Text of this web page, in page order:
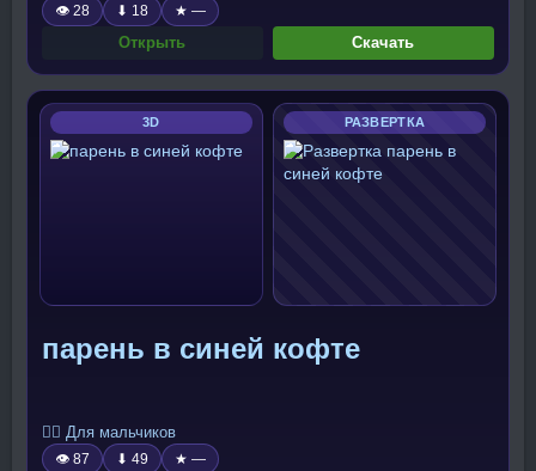
👁 28 ⬇ 18 ★ —
Открыть Скачать
3D РАЗВЕРТКА
парень в синей кофте
🧍‍♂️ Для мальчиков
👁 87 ⬇ 49 ★ —